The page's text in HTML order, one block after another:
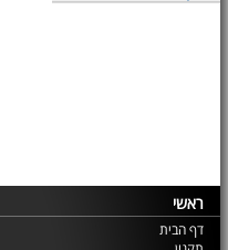
ראשי
דף הבית